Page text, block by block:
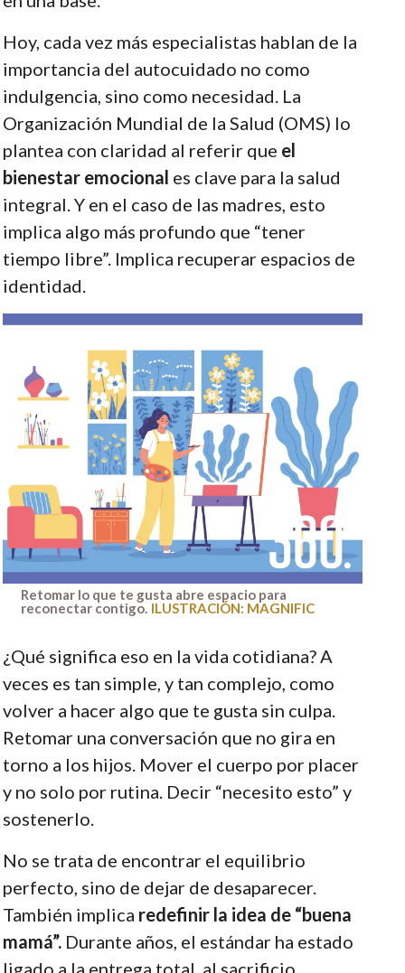
Hoy, cada vez más especialistas hablan de la
importancia del autocuidado no como
indulgencia, sino como necesidad. La
Organización Mundial de la Salud (OMS) lo
plantea con claridad al referir que el
bienestar emocional es clave para la salud
integral. Y en el caso de las madres, esto
implica algo más profundo que “tener
tiempo libre”. Implica recuperar espacios de
identidad.
Retomar lo que te gusta abre espacio para
reconectar contigo. ILUSTRACIÓN: MAGNIFIC
¿Qué significa eso en la vida cotidiana? A
veces es tan simple, y tan complejo, como
volver a hacer algo que te gusta sin culpa.
Retomar una conversación que no gira en
torno a los hijos. Mover el cuerpo por placer
y no solo por rutina. Decir “necesito esto” y
sostenerlo.
No se trata de encontrar el equilibrio
perfecto, sino de dejar de desaparecer.
También implica redefinir la idea de “buena
mamá”.Durante años, el estándar ha estado
ligado a la entrega total, al sacrificio